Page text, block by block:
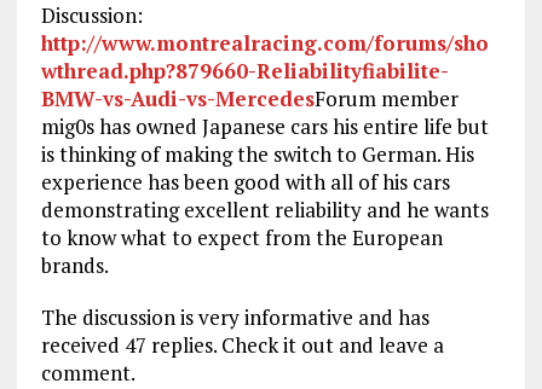
Discussion:
http://www.montrealracing.com/forums/sho
wthread.php?879660-Reliabilityfiabilite-
BMW-vs-Audi-vs-MercedesForum member
mig0s has owned Japanese cars his entire life but
is thinking of making the switch to German. His
experience has been good with all of his cars
demonstrating excellent reliability and he wants
to know what to expect from the European
brands.
The discussion is very informative and has
received 47 replies. Check it out and leave a
comment.